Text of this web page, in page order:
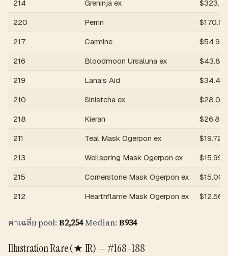
214 Greninja ex $323.26
220
Perrin $170.00
217
Carmine $54.99
216
Bloodmoon Ursaluna ex $43.82
219
Lana's Aid $34.45
210
Sinistcha ex $28.05
218
Kieran $26.89
211
Teal Mask Ogerpon ex $19.72
213
Wellspring Mask Ogerpon ex $15.99
215
Cornerstone Mask Ogerpon ex $15.00
212
Hearthflame Mask Ogerpon ex $12.56
ค่าเฉลี่ย pool: ฿2,254Median: ฿934
Illustration Rare (★ IR) —#168–188